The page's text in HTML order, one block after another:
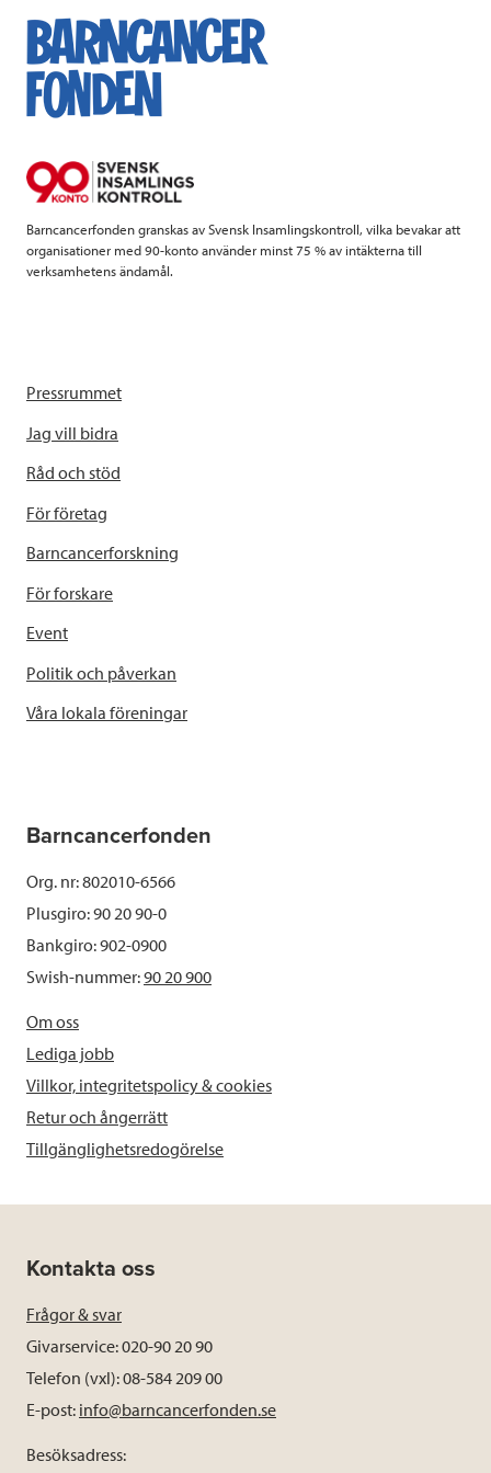
e
b
k
t
t
k
e
Barncancerfonden granskas av Svensk Insamlingskontroll, vilka bevakar att
organisationer med 90-konto använder minst 75 % av intäkterna till
verksamhetens ändamål.
Pressrummet
Jag vill bidra
Råd och stöd
För företag
Barncancerforskning
För forskare
Event
Politik och påverkan
Våra lokala föreningar
Barncancerfonden
Org. nr: 802010-6566
Plusgiro: 90 20 90-0
Bankgiro: 902-0900
Swish-nummer:90 20 900
Om oss
Lediga jobb
Villkor, integritetspolicy & cookies
Retur och ångerrätt
Tillgänglighetsredogörelse
Kontakta oss
Frågor & svar
Givarservice: 020-90 20 90
Telefon (vxl): 08-584 209 00
E-post: info@barncancerfonden.se
Besöksadress: